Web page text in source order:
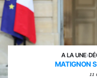
A LA UNE›
MATIGNON